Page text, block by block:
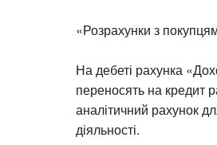
«Розрахунки з
На дебеті рахунка
переносять на кредит
аналітичний рахунок
діяльності.